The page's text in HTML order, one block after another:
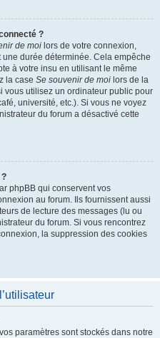
?
de moi lors de votre connexion,
durée déterminée. Cela empêche
à votre insu en utilisant le même
la case Se souvenir de moi lors de la
vous utilisez un ordinateur public pour
université, etc.). Si vous ne voyez
du forum a désactivé cette
phpBB qui conservent vos
au forum. Ils fournissent aussi
de lecture des messages (lu ou
du forum. Si vous rencontrez
la suppression des cookies
paramètres sont stockés dans notre